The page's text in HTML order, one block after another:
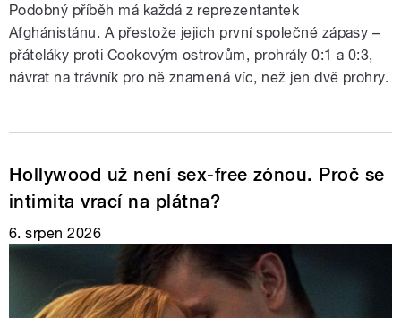
Podobný příběh má každá z reprezentantek
Afghánistánu. A přestože jejich první společné zápasy –
přáteláky proti Cookovým ostrovům, prohrály 0:1 a 0:3,
návrat na trávník pro ně znamená víc, než jen dvě prohry.
Hollywood už není sex-free zónou. Proč se
intimita vrací na plátna?
6. srpen 2026